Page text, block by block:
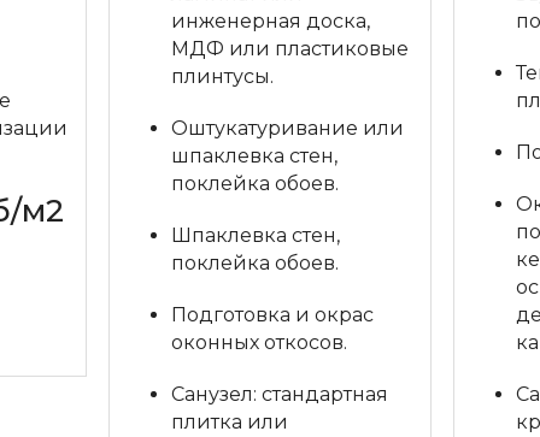
м2
инженерная доска,
МДФ или пластиковые
плинтусы.
Оштукатуривание или
шпаклевка стен,
поклейка обоев.
Шпаклевка стен,
поклейка обоев.
Подготовка и окрас
оконных откосов.
Санузел: стандартная
плитка или